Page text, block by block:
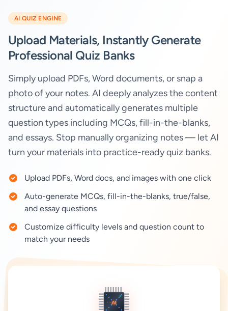
AI QUIZ ENGINE
Upload Materials, Instantly Generate
Professional Quiz Banks
Simply upload PDFs, Word documents, or snap a
photo of your notes. AI deeply analyzes the content
structure and automatically generates multiple
question types including MCQs, fill-in-the-blanks,
and essays. Stop manually organizing notes — let AI
turn your materials into practice-ready quiz banks.
Upload PDFs, Word docs, and images with one click
Auto-generate MCQs, fill-in-the-blanks, true/false,
and essay questions
Customize difficulty levels and question count to
match your needs